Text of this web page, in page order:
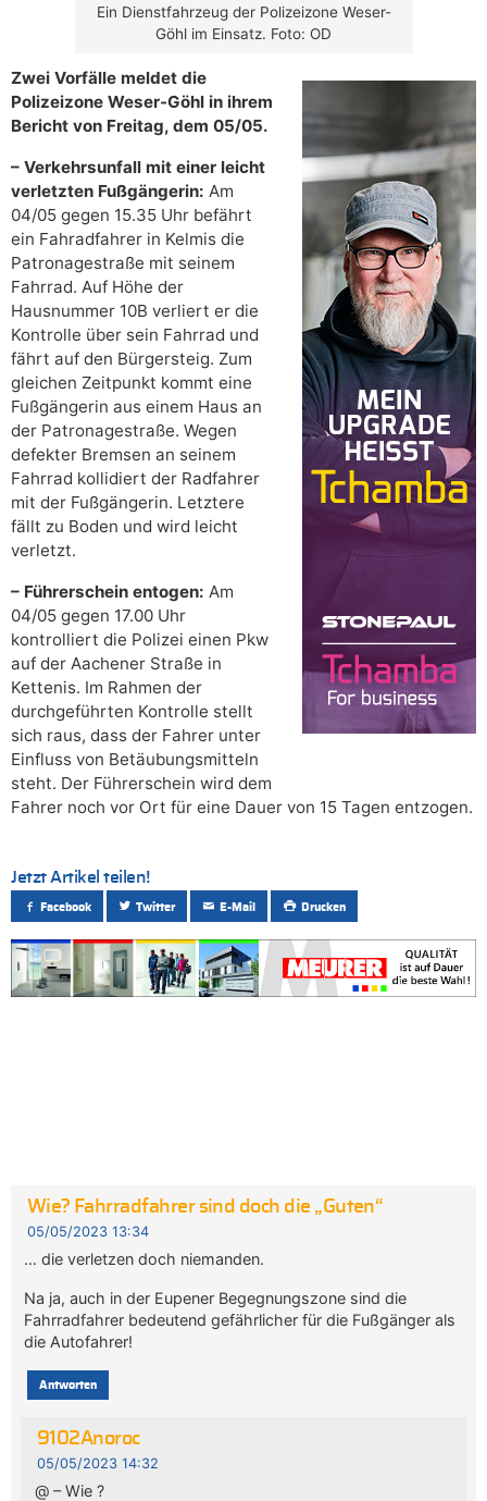
Ein Dienstfahrzeug der Polizeizone Weser-
Göhl im Einsatz. Foto: OD
Zwei Vorfälle meldet die
Polizeizone Weser-Göhl in ihrem
Bericht von Freitag, dem 05/05.
– Verkehrsunfall mit einer leicht
verletzten Fußgängerin: Am
04/05 gegen 15.35 Uhr befährt
ein Fahradfahrer in Kelmis die
Patronagestraße mit seinem
Fahrrad. Auf Höhe der
Hausnummer 10B verliert er die
Kontrolle über sein Fahrrad und
fährt auf den Bürgersteig. Zum
gleichen Zeitpunkt kommt eine
Fußgängerin aus einem Haus an
der Patronagestraße. Wegen
defekter Bremsen an seinem
Fahrrad kollidiert der Radfahrer
mit der Fußgängerin. Letztere
fällt zu Boden und wird leicht
verletzt.
– Führerschein entogen: Am
04/05 gegen 17.00 Uhr
kontrolliert die Polizei einen Pkw
auf der Aachener Straße in
Kettenis. Im Rahmen der
durchgeführten Kontrolle stellt
sich raus, dass der Fahrer unter
Einfluss von Betäubungsmitteln
steht. Der Führerschein wird dem
Fahrer noch vor Ort für eine Dauer von 15 Tagen entzogen.
Jetzt Artikel teilen!
Facebook Twitter E-Mail Drucken
Wie? Fahrradfahrer sind doch die „Guten“
05/05/2023 13:34
… die verletzen doch niemanden.
Na ja, auch in der Eupener Begegnungszone sind die
Fahrradfahrer bedeutend gefährlicher für die Fußgänger als
die Autofahrer!
Antworten
9102Anoroc
05/05/2023 14:32
@ – Wie ?